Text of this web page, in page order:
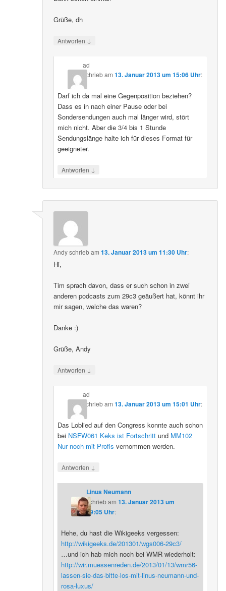
Grüße, dh
Antworten ↓
ad
schriebam 13. Januar 2013 um 15:06 Uhr:
Darf ich da mal eine Gegenposition beziehen?
Dass es in nach einer Pause oder bei
Sondersendungen auch mal länger wird, stört
mich nicht. Aber die 3/4 bis 1 Stunde
Sendungslänge halte ich für dieses Format für
geeigneter.
Antworten ↓
Andyschriebam13. Januar 2013 um 11:30 Uhr:
Hi,
Tim sprach davon, dass er such schon in zwei
anderen podcasts zum 29c3 geäußert hat, könnt ihr
mir sagen, welche das waren?
Danke :)
Grüße, Andy
Antworten ↓
ad
schriebam 13. Januar 2013 um 15:01 Uhr:
Das Loblied auf den Congress konnte auch schon
bei NSFW061 Keks ist Fortschrittund MM102
Nur noch mit Profis vernommen werden.
Antworten ↓
Linus Neumann
schriebam13. Januar 2013 um
19:05 Uhr:
Hehe, du hast die Wikigeeks vergessen:
http://wikigeeks.de/201301/wgs006-29c3/
…und ich hab mich noch bei WMR wiederholt:
http://wir.muessenreden.de/2013/01/13/wmr56-
lassen-sie-das-bitte-los-mit-linus-neumann-und-
rosa-luxus/